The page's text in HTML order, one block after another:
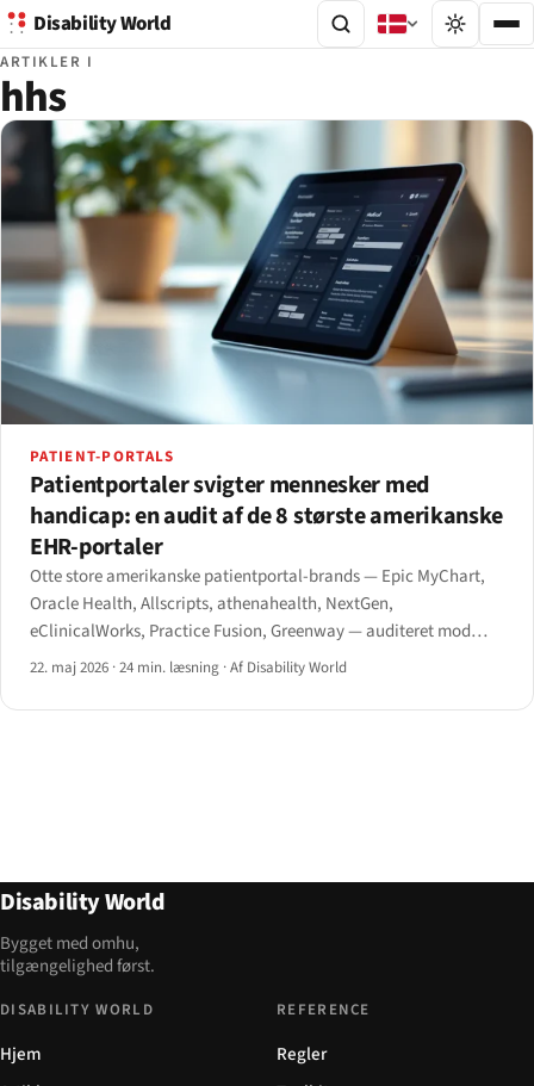
Disability World
ARTIKLER I
hhs
PATIENT-PORTALS
Patientportaler svigter mennesker med
handicap: en audit af de 8 største amerikanske
EHR-portaler
Otte store amerikanske patientportal-brands — Epic MyChart,
Oracle Health, Allscripts, athenahealth, NextGen,
eClinicalWorks, Practice Fusion, Greenway — auditeret mod
WCAG 2.1 AA og HHS Section 504-slutreglen fra maj 2024.
22. maj 2026 ·24 min. læsning ·Af Disability World
Disability World
Bygget med omhu,
tilgængelighed først.
DISABILITY WORLD
Hjem
REFERENCE
Regler